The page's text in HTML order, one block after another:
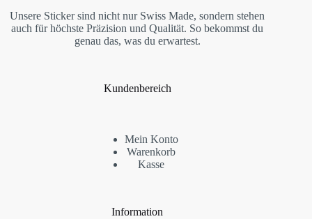
Unsere Sticker sind nicht nur Swiss Made, sondern stehen
auch für höchste Präzision und Qualität. So bekommst du
genau das, was du erwartest.
Kundenbereich
Mein Konto
Warenkorb
Kasse
Information